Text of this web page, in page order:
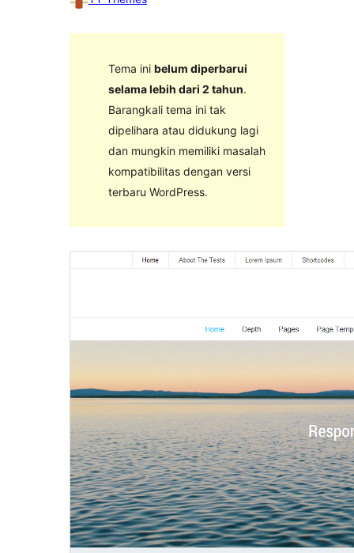
Tema ini belum diperbarui
selama lebih dari 2 tahun.
Barangkali tema ini tak
dipelihara atau didukung lagi
dan mungkin memiliki masalah
kompatibilitas dengan versi
terbaru WordPress.